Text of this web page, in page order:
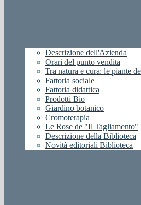
Descrizione dell'Azienda
Orari del punto vendita
Tra natura e cura: le piante
Fattoria sociale
Fattoria didattica
Prodotti Bio
Giardino botanico
Cromoterapia
Le Rose de "Il Tagliamento"
Descrizione della Biblioteca
Novità editoriali Biblioteca